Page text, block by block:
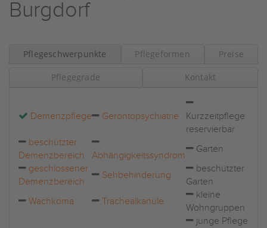
Burgdorf
Pflegeschwerpunkte Pflegeformen Preise
Pflegegrade Kontakt
Demenzpflege Gerontopsychiatrie
Kurzzeitpflege
reservierbar
beschützter
Demenzbereich
Abhängigkeitssyndrom
Garten
geschlossener
Demenzbereich
Sehbehinderung
beschützter
Garten
Wachkoma
Trachealkanüle
kleine
Wohngruppen
junge Pflege